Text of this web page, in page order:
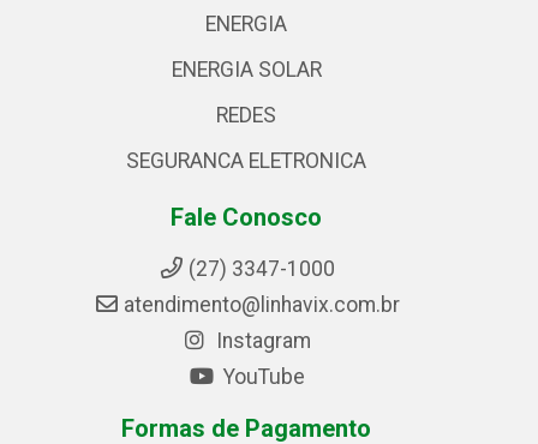
ENERGIA
ENERGIA SOLAR
REDES
SEGURANCA ELETRONICA
Fale Conosco
(27) 3347-1000
atendimento@linhavix.com.br
Instagram
YouTube
Formas de Pagamento